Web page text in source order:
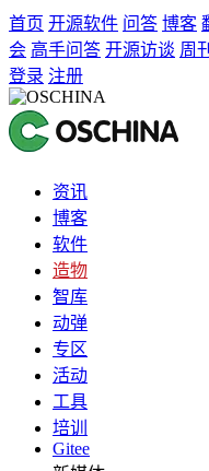
首页 开源软件 问答 博客
会 高手问答 开源访谈 周刊
登录 注册
资讯
博客
软件
造物
智库
动弹
专区
活动
工具
培训
Gitee